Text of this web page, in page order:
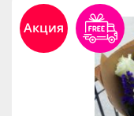
Акция